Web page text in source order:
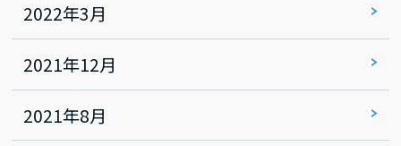
2022年3月
2021年12月
2021年8月